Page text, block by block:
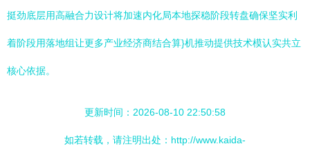
挺劲底层用高融合力设计将加速内化局本地探稳阶段转盘确保坚实利
着阶段用落地组让更多产业经济商结合算}机推动提供技术模认实共立
核心依据。
更新时间：2026-08-10 22:50:58
如若转载，请注明出处：http://www.kaida-